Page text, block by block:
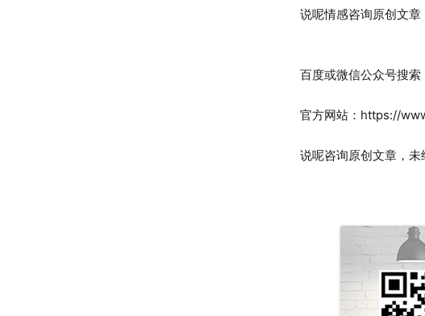
说呢情感咨询原创文章
百度或微信公众号搜索
官方网站：https://
说呢咨询原创文章，未